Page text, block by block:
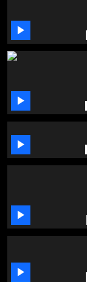
seconds




